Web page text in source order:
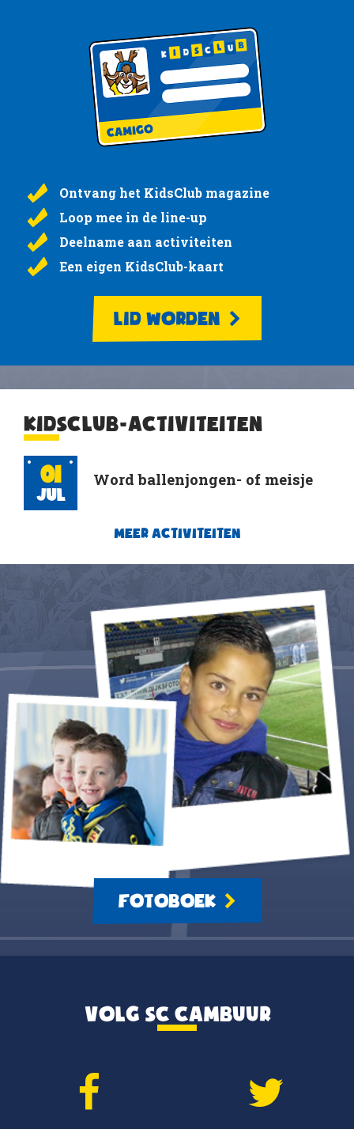
Ontvang het KidsClub magazine
Loop mee in de line-up
Deelname aan activiteiten
Een eigen KidsClub-kaart
LID WORDEN
KIDSCLUB-ACTIVITEITEN
01
Jul
Word ballenjongen- of meisje
MEER ACTIVITEITEN
FOTOBOEK
VOLG SC CAMBUUR